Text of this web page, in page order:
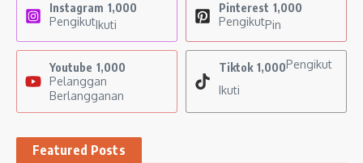
Instagram 1,000
PengikutIkuti
Pinterest 1,000
PengikutPin
Youtube 1,000
Pelanggan
Berlangganan
Tiktok 1,000Pengikut
Ikuti
Featured Posts